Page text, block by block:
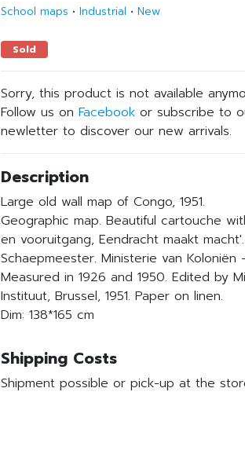
School maps • Industrial • New
Sold
Sorry, this product is not available
Follow us on Facebook or subscribe to
newletter to discover our new arrivals.
Description
Large old wall map of Congo, 1951.
Geographic map. Beautiful cartouche
en vooruitgang, Eendracht maakt
Schaepmeester. Ministerie van
Measured in 1926 and 1950. Edited by
Instituut, Brussel, 1951. Paper on linen.
Dim: 138*165 cm
Shipping Costs
Shipment possible or pick-up at the